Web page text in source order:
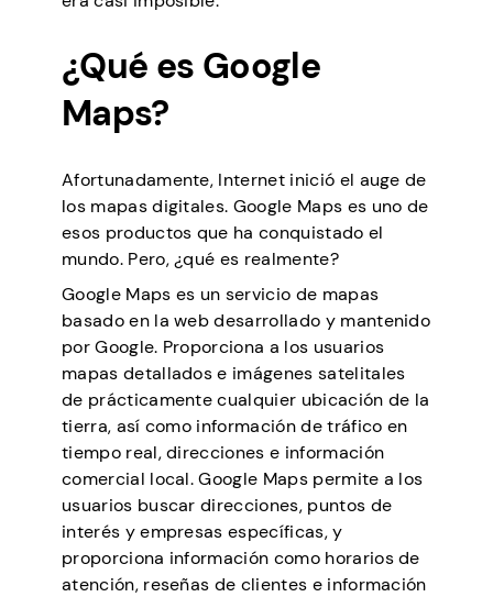
¿Qué es Google
Maps?
Afortunadamente, Internet inició el auge de
los mapas digitales. Google Maps es uno de
esos productos que ha conquistado el
mundo. Pero, ¿qué es realmente?
Google Maps es un servicio de mapas
basado en la web desarrollado y mantenido
por Google. Proporciona a los usuarios
mapas detallados e imágenes satelitales
de prácticamente cualquier ubicación de la
tierra, así como información de tráfico en
tiempo real, direcciones e información
comercial local. Google Maps permite a los
usuarios buscar direcciones, puntos de
interés y empresas específicas, y
proporciona información como horarios de
atención, reseñas de clientes e información